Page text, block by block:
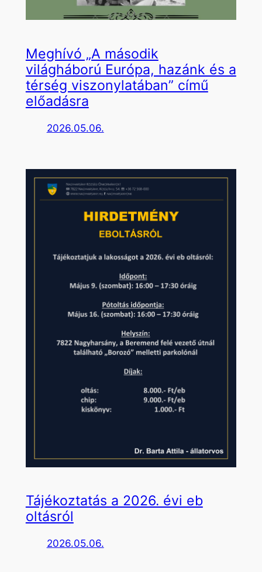
Meghívó „A második
világháború Európa, hazánk és a
térség viszonylatában” című
előadásra
2026.05.06.
Tájékoztatás a 2026. évi eb
oltásról
2026.05.06.